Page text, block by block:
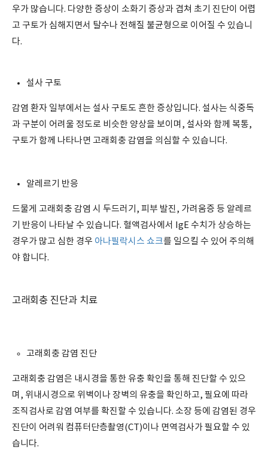
우가 많습니다. 다양한 증상이 소화기 증상과 겹쳐 초기 진단이 어렵
고 구토가 심해지면서 탈수나 전해질 불균형으로 이어질 수 있습니
다.
설사 구토
감염 환자 일부에서는 설사 구토도 흔한 증상입니다. 설사는 식중독
과 구분이 어려울 정도로 비슷한 양상을 보이며, 설사와 함께 복통,
구토가 함께 나타나면 고래회충 감염을 의심할 수 있습니다.
알레르기 반응
드물게 고래회충 감염 시 두드러기, 피부 발진, 가려움증 등 알레르
기 반응이 나타날 수 있습니다. 혈액검사에서 IgE 수치가 상승하는
경우가 많고 심한 경우 아나필락시스 쇼크를 일으킬 수 있어 주의해
야 합니다.
고래회충 진단과 치료
고래회충 감염 진단
고래회충 감염은 내시경을 통한 유충 확인을 통해 진단할 수 있으
며, 위내시경으로 위벽이나 장벽의 유충을 확인하고, 필요에 따라
조직검사로 감염 여부를 확진할 수 있습니다. 소장 등에 감염된 경우
진단이 어려워 컴퓨터단층촬영(CT)이나 면역검사가 필요할 수 있
습니다.